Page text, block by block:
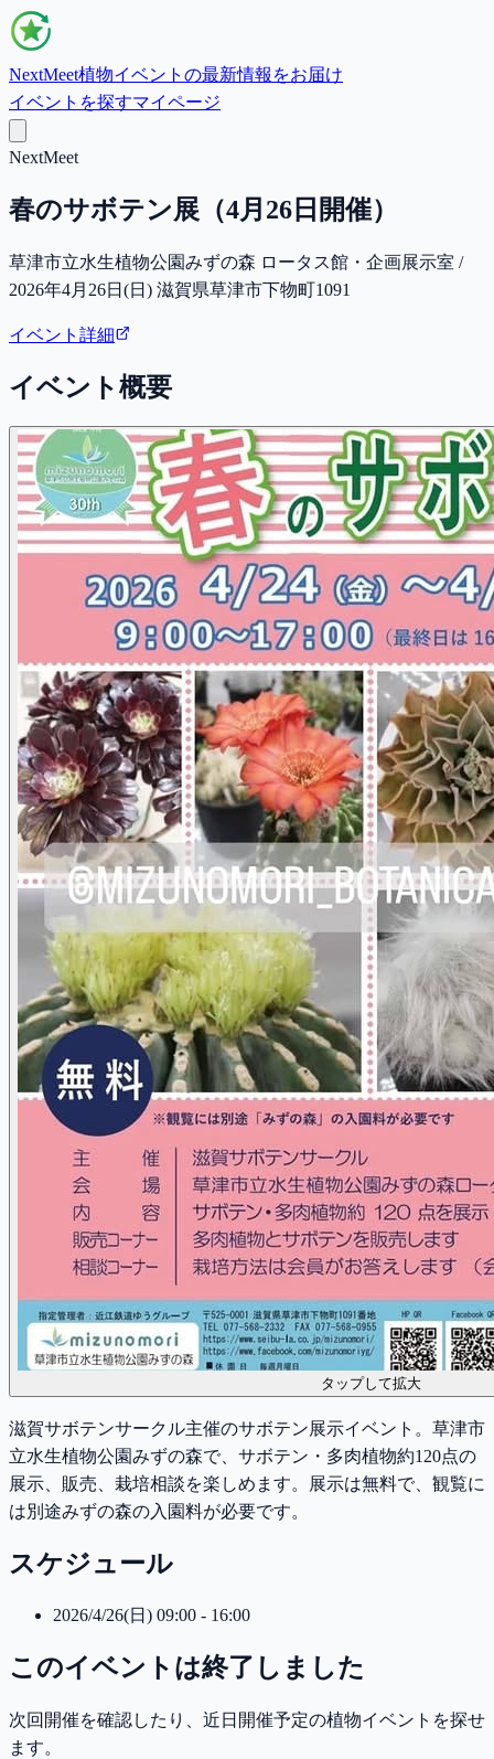
NextMeet植物イベントの最新情報をお届け
イベントを探すマイページ
NextMeet
春のサボテン展（4月26日開催）
草津市立水生植物公園みずの森 ロータス館・企画展示室 /
2026年4月26日(日) 滋賀県草津市下物町1091
イベント詳細
イベント概要
タップして拡大
滋賀サボテンサークル主催のサボテン展示イベント。草津市
立水生植物公園みずの森で、サボテン・多肉植物約120点の
展示、販売、栽培相談を楽しめます。展示は無料で、観覧に
は別途みずの森の入園料が必要です。
スケジュール
2026/4/26(日) 09:00 - 16:00
このイベントは終了しました
次回開催を確認したり、近日開催予定の植物イベントを探せ
ます。